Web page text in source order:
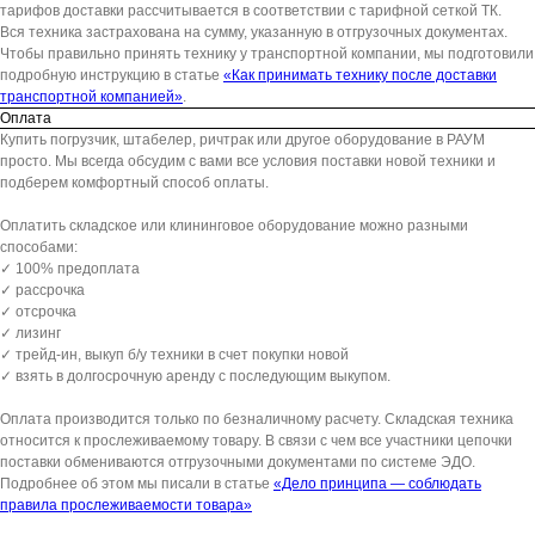
тарифов доставки рассчитывается в соответствии с тарифной сеткой ТК.
Вся техника застрахована на сумму, указанную в отгрузочных документах.
Чтобы правильно принять технику у транспортной компании, мы подготовили
подробную инструкцию в статье «Как принимать технику после доставки
транспортной компанией».
Оплата
Купить погрузчик, штабелер, ричтрак или другое оборудование в РАУМ
просто. Мы всегда обсудим с вами все условия поставки новой техники и
подберем комфортный способ оплаты.
Оплатить складское или клининговое оборудование можно разными
способами:
✓ 100% предоплата
✓ рассрочка
✓ отсрочка
✓ лизинг
✓ трейд-ин, выкуп б/у техники в счет покупки новой
✓ взять в долгосрочную аренду с последующим выкупом.
Оплата производится только по безналичному расчету. Складская техника
относится к прослеживаемому товару. В связи с чем все участники цепочки
поставки обмениваются отгрузочными документами по системе ЭДО.
Подробнее об этом мы писали в статье «Дело принципа — соблюдать
правила прослеживаемости товара»